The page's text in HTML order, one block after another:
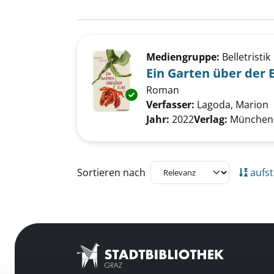
Exemplar-Details von Ein
Mediengruppe: Belletristik
Ein Garten über der
Roman
Verfasser: Lagoda, Marion
Jahr: 2022Verlag:
Zu den Suchfiltern springen
Sortieren nach